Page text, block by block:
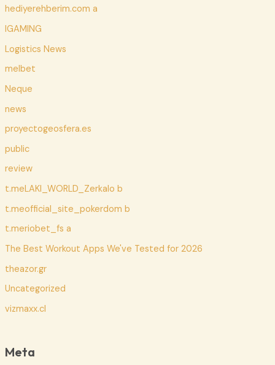
hediyerehberim.com a
IGAMING
Logistics News
melbet
Neque
news
proyectogeosfera.es
public
review
t.meLAKI_WORLD_Zerkalo b
t.meofficial_site_pokerdom b
t.meriobet_fs a
The Best Workout Apps We've Tested for 2026
theazor.gr
Uncategorized
vizmaxx.cl
Meta